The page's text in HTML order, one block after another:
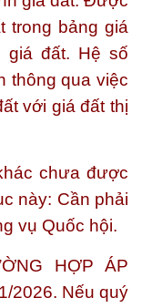
trong bảng giá
giá đất. Hệ số
thông qua việc
với giá đất thị
chưa được
này: Cần phải
vụ Quốc hội.
HỢP ÁP
2026. Nếu quý